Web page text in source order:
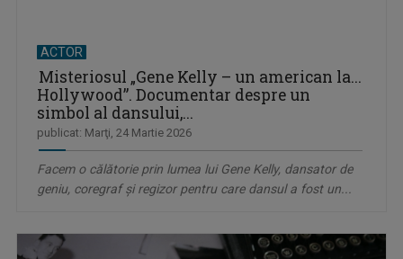
ACTOR
Misteriosul „Gene Kelly – un american la...
Hollywood”. Documentar despre un
simbol al dansului,...
publicat: Marţi, 24 Martie 2026
Facem o călătorie prin lumea lui Gene Kelly, dansator de
geniu, coregraf şi regizor pentru care dansul a fost un...